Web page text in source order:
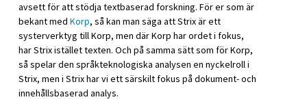
avsett för att stödja textbaserad forskning. För er som är
bekant medKorp, så kan man säga att Strix är ett
systerverktyg till Korp, men där Korp har ordet i fokus,
har Strix istället texten. Och på samma sätt som för Korp,
så spelar den språkteknologiska analysen en nyckelroll i
Strix, men i Strix har vi ett särskilt fokus på dokument- och
innehållsbaserad analys.